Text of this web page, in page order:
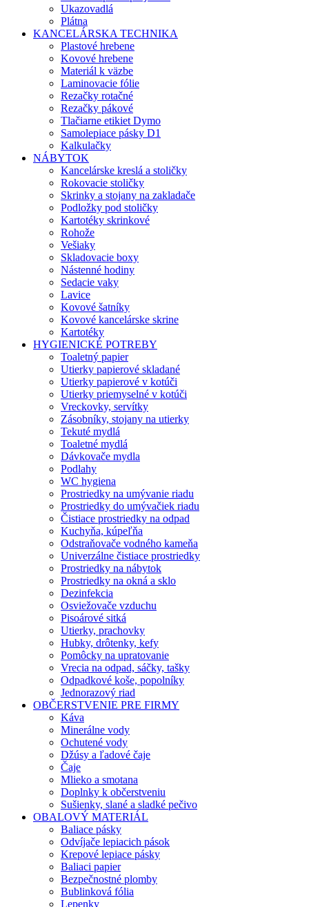
Ukazovadlá
Plátna
KANCELÁRSKA TECHNIKA
Plastové hrebene
Kovové hrebene
Materiál k väzbe
Laminovacie fólie
Rezačky rotačné
Rezačky pákové
Tlačiarne etikiet Dymo
Samolepiace pásky D1
Kalkulačky
NÁBYTOK
Kancelárske kreslá a stoličky
Rokovacie stoličky
Skrinky a stojany na zakladače
Podložky pod stoličky
Kartotéky skrinkové
Rohože
Vešiaky
Skladovacie boxy
Nástenné hodiny
Sedacie vaky
Lavice
Kovové šatníky
Kovové kancelárske skrine
Kartotéky
HYGIENICKÉ POTREBY
Toaletný papier
Utierky papierové skladané
Utierky papierové v kotúči
Utierky priemyselné v kotúči
Vreckovky, servítky
Zásobníky, stojany na utierky
Tekuté mydlá
Toaletné mydlá
Dávkovače mydla
Podlahy
WC hygiena
Prostriedky na umývanie riadu
Prostriedky do umývačiek riadu
Čistiace prostriedky na odpad
Kuchyňa, kúpeľňa
Odstraňovače vodného kameňa
Univerzálne čistiace prostriedky
Prostriedky na nábytok
Prostriedky na okná a sklo
Dezinfekcia
Osviežovače vzduchu
Pisoárové sitká
Utierky, prachovky
Hubky, drôtenky, kefy
Pomôcky na upratovanie
Vrecia na odpad, sáčky, tašky
Odpadkové koše, popolníky
Jednorazový riad
OBČERSTVENIE PRE FIRMY
Káva
Minerálne vody
Ochutené vody
Džúsy a ľadové čaje
Čaje
Mlieko a smotana
Doplnky k občerstveniu
Sušienky, slané a sladké pečivo
OBALOVÝ MATERIÁL
Baliace pásky
Odvíjače lepiacich pások
Krepové lepiace pásky
Baliaci papier
Bezpečnostné plomby
Bublinková fólia
Lepenky